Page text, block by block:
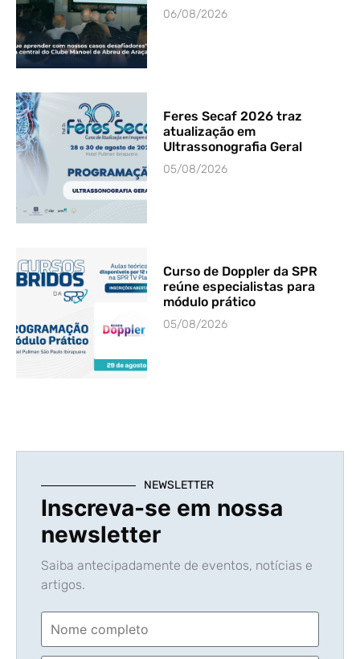
06/08/2026
Feres Secaf 2026 traz
atualização em
Ultrassonografia Geral
05/08/2026
Curso de Doppler da SPR
reúne especialistas para
módulo prático
05/08/2026
NEWSLETTER
Inscreva-se em nossa
newsletter
Saiba antecipadamente de eventos, notícias e
artigos.